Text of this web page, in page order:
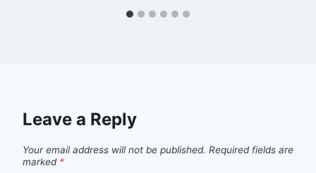
Leave a Reply
Your email address will not be published. Required fields are
marked *